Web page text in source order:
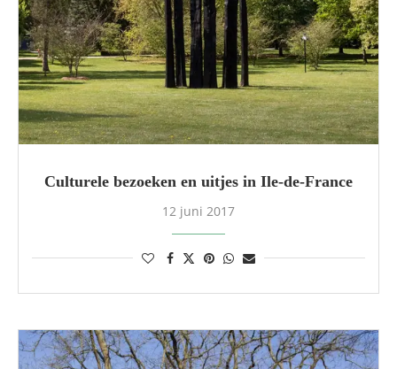
Culturele bezoeken en uitjes in Ile-de-France
12 juni 2017